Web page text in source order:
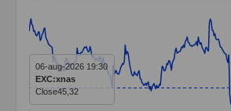
Line chart with 295 data points.
The chart has 1 X axis displaying
The chart has 1 Y axis
06-aug-2026 19:30
EXC:xnas
Close45,32